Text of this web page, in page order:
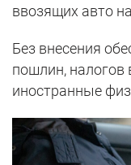
ввозящих авто
Без внесения
пошлин, налогов
иностранные